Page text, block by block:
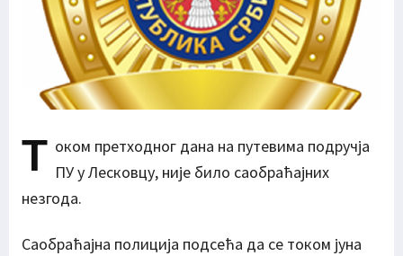
Т оком претходног дана на путевима подручја
ПУ у Лесковцу, није било саобраћајних
незгода.
Саобраћајна полиција подсећа да се током јуна